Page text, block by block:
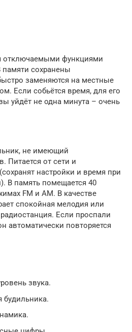
отключаемыми функциями
памяти сохранены
заменяются на местные
Если собьётся время, для его
уйдёт не одна минута – очень
не имеющий
Питается от сети и
настройки и время при
В память помещается 40
FM и AM. В качестве
спокойная мелодия или
Если проспали
автоматически повторяется
звука.
будильника.